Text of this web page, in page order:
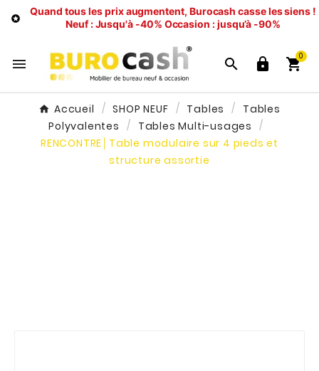

Quand tous les prix augmentent, Burocash casse les siens !
Neuf : Jusqu'à -40% Occasion : jusqu’à -90%
   
0
Accueil SHOP NEUF Tables
Tables
Polyvalentes
Tables Multi-usages
RENCONTRE│Table modulaire sur 4 pieds et
structure assortie